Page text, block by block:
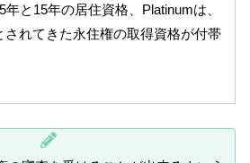
年と15年の居住資格、Platinumは、
されてきた永住権の取得資格が付帯